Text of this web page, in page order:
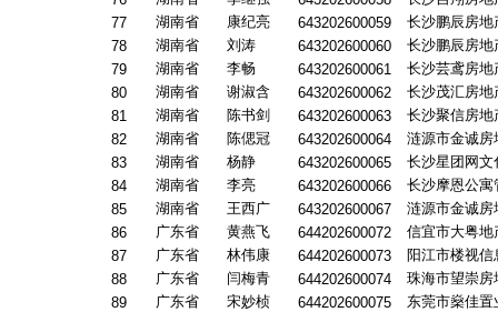
77
湖南省 康纪亮 643202600059
长沙鹏辰房地
78
湖南省 刘涛 643202600060
长沙鹏辰房地
79
湖南省 李畅 643202600061
长沙芸鸢房地
80
湖南省 谢淑含 643202600062
长沙茂汇房地
81
湖南省 陈书剑 643202600063
长沙聚信房地
82
湖南省 陈偲冠 643202600064
涟源市金诚房
83
湖南省 杨静 643202600065
长沙星团网文
84
湖南省 李亮 643202600066
长沙摩恩公寓
85
湖南省 王西广 643202600067
涟源市金诚房
86
广东省 黄燕飞 644202600072
信宜市大粤地
87
广东省 林伟康 644202600073
阳江市楼视
88
广东省 闫梅青 644202600074
珠海市望崇房
89
广东省 宋妙桢 644202600075
东莞市燊佳